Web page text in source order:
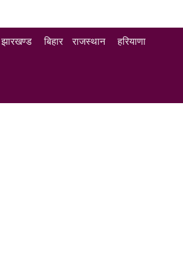
झारखण्ड बिहार राजस्थान हरियाणा